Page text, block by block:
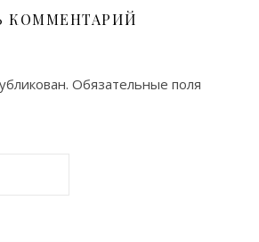
КОММЕНТАРИЙ
Обязательные поля